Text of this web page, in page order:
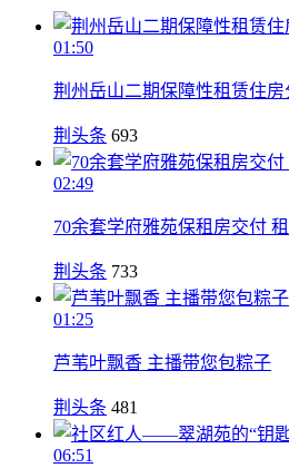
01:50
荆州岳山二期保障性租赁住房
荆头条 693
02:49
70余套学府雅苑保租房交付
荆头条 733
01:25
芦苇叶飘香 主播带您包粽子
荆头条 481
06:51